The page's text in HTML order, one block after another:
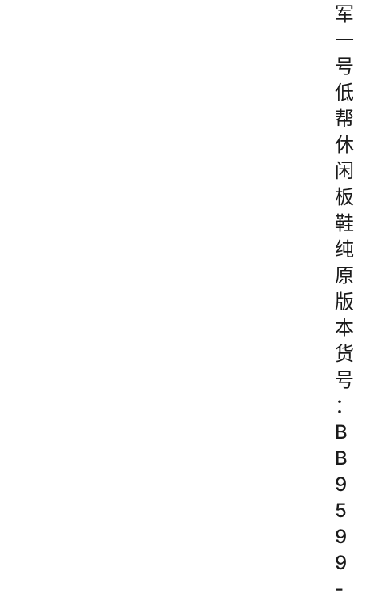
军
一
号
低
帮
休
闲
板
鞋
纯
原
版
本
货
号
：
B
B
9
5
9
9
-